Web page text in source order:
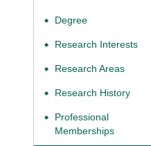
◆ Degree
◆ Research Interests
◆ Research Areas
◆ Research History
◆
Professional
Memberships